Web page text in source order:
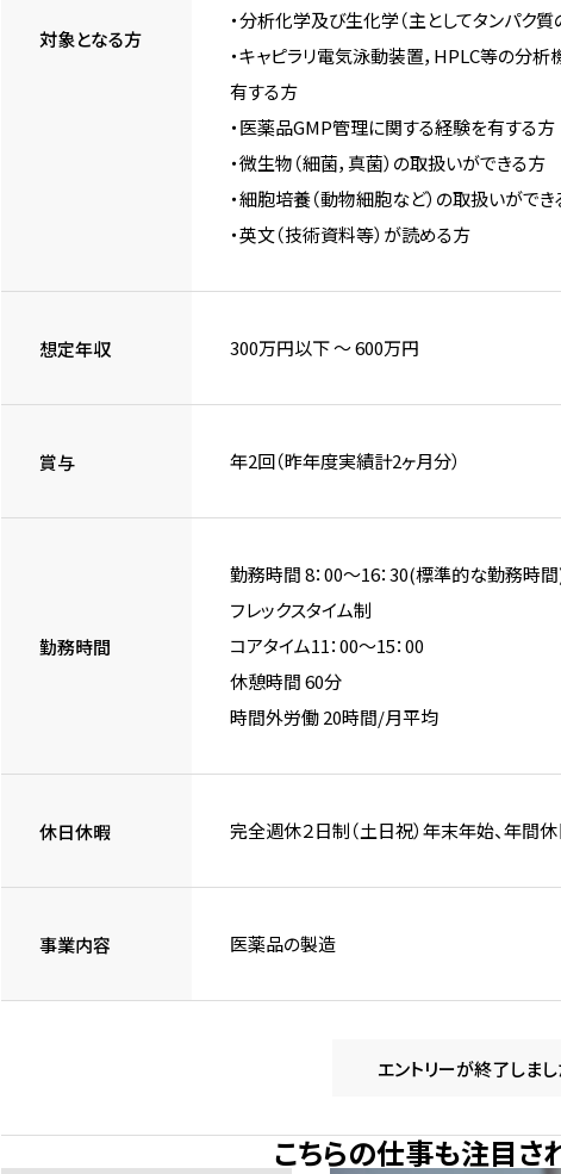
対象となる方
・分析化学及び生化学（主としてタンパク
・キャピラリ電気泳動装置，HPLC等の分
有する方
・医薬品GMP管理に関する経験を有する方
・微生物（細菌，真菌）の取扱いができる方
・細胞培養（動物細胞など）の取扱いができ
・英文（技術資料等）が読める方
想定年収 300万円以下 〜 600万円
賞与 年2回（昨年度実績計2ヶ月分）
勤務時間
勤務時間 8：00～16：30(標準的な勤務時
フレックスタイム制
コアタイム11：00～15：00
休憩時間 60分
時間外労働 20時間/月平均
休日休暇 完全週休２日制（土日祝）年末年始、年間
事業内容 医薬品の製造
エントリーが終了しま
こちらの仕事も注目さ